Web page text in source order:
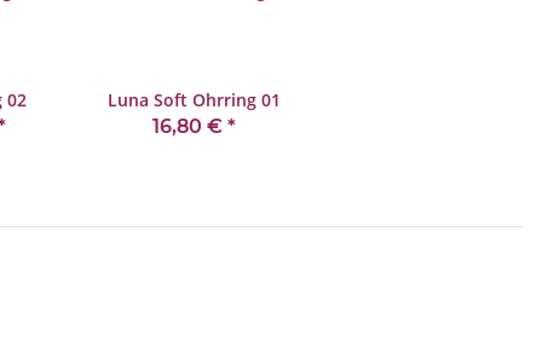
02
Luna Soft Ohrring 01
16,80 € *